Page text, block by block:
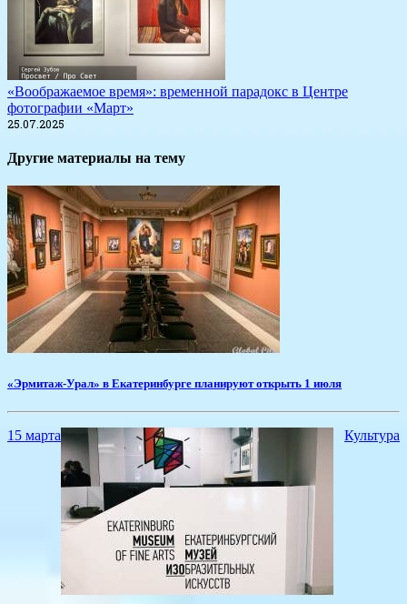
«Воображаемое время»: временной парадокс в Центре
фотографии «Март»
25.07.2025
Другие материалы на тему
​«Эрмитаж-Урал» в Екатеринбурге планируют открыть 1 июля
15 марта Культура